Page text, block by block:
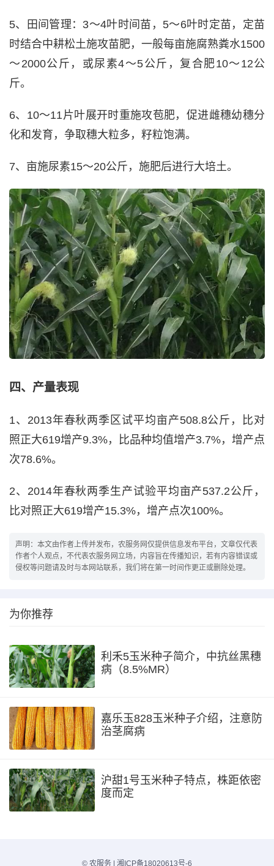
5、田间管理：3～4叶时间苗，5～6叶时定苗，定苗
时结合中耕松土施攻苗肥，一般每亩施腐熟粪水1500
～2000公斤，或尿素4～5公斤，复合肥10～12公
斤。
6、10～11片叶展开时重施攻苞肥，促进雌穗幼穗分
化和发育，争取穗大粒多，籽粒饱满。
7、亩施尿素15～20公斤，施肥后进行大培土。
四、产量表现
1、2013年春秋两季区试平均亩产508.8公斤，比对
照正大619增产9.3%，比品种均值增产3.7%，增产点
次78.6%。
2、2014年春秋两季生产试验平均亩产537.2公斤，
比对照正大619增产15.3%，增产点次100%。
声明：本文由作者上传并发布，农服务网仅提供信息发布平台，文章仅代表
作者个人观点，不代表农服务网立场，内容旨在传播知识，若有内容错误或
侵权等问题请及时与本网站联系，我们将在第一时间作更正或删除处理。
为你推荐
利禾5玉米种子简介，中抗丝黑穗
病（8.5%MR）
嘉乐玉828玉米种子介绍，注意防
治茎腐病
沪甜1号玉米种子特点，株距依密
度而定
© 农服务 湘ICP备18020613号-6